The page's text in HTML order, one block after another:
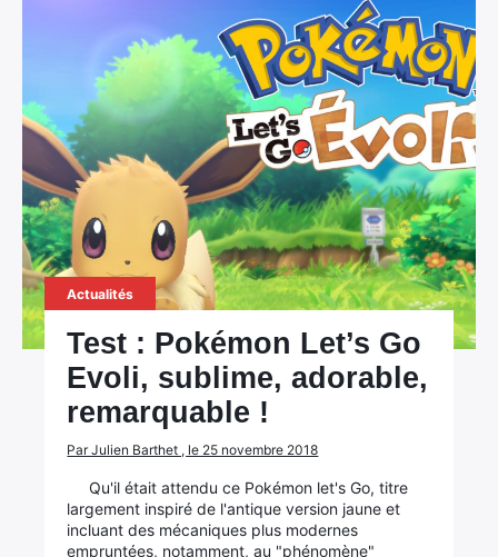
Actualités
Test : Pokémon Let’s Go
Evoli, sublime, adorable,
remarquable !
Par Julien Barthet , le 25 novembre 2018
Qu'il était attendu ce Pokémon let's Go, titre
largement inspiré de l'antique version jaune et
incluant des mécaniques plus modernes
empruntées, notamment, au "phénomène"